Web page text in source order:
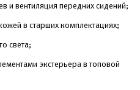
и вентиляция передних сидений;
в старших комплектациях;
света;
экстерьера в топовой